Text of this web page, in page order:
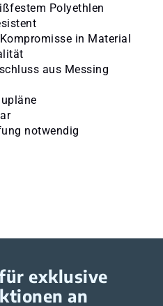
Polyethlen
in Material
aus Messing
notwendig
exklusive
an